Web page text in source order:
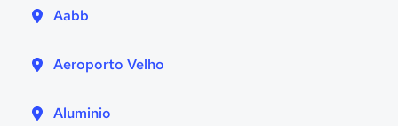
Aabb
Aeroporto Velho
Aluminio